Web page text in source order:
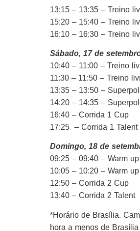
13:15 – 13:35 – Treino
15:20 – 15:40 – Treino
16:10 – 16:30 – Treino
Sábado, 17 de
10:40 – 11:00 – Treino
11:30 – 11:50 – Treino
13:35 – 13:50 –
14:20 – 14:35 –
16:40 – Corrida 1 Cup
17:25 – Corrida 1 Talent
Domingo, 18 de
09:25 – 09:40 – Warm
10:05 – 10:20 – Warm
12:50 – Corrida 2 Cup
13:40 – Corrida 2 Talent
*Horário de Brasília.
hora a menos de